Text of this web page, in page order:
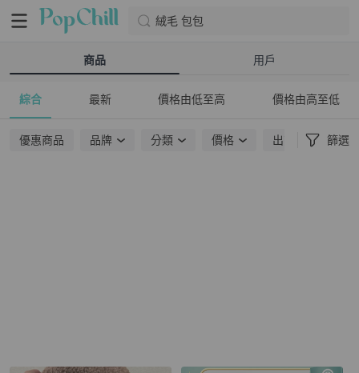
絨毛 包包
商品 用戶
綜合 最新 價格由低至高 價格由高至低
優惠商品 品牌 分類 價格 出貨地點 篩選